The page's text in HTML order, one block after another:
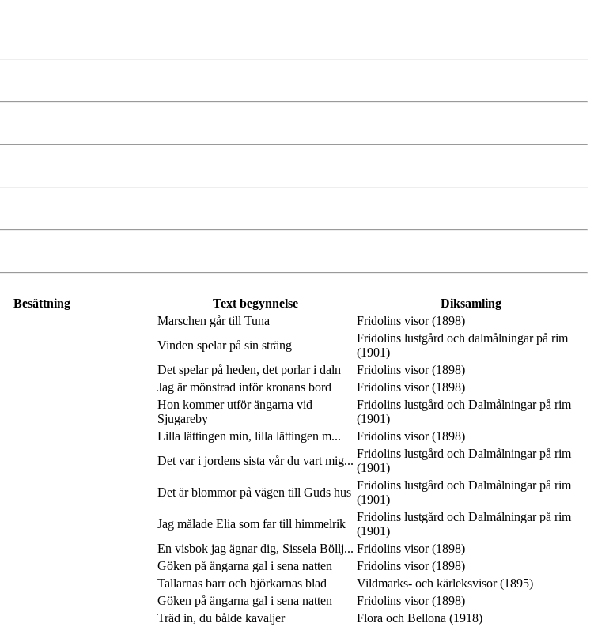
Besättning Text begynnelse
Diksamling
Marschen går till Tuna
Fridolins visor (1898)
Vinden spelar på sin sträng
Fridolins lustgård och dalmålningar på rim
(1901)
Det spelar på heden, det porlar i daln
Fridolins visor (1898)
Jag är mönstrad inför kronans bord
Fridolins visor (1898)
Hon kommer utför ängarna vid
Sjugareby
Fridolins lustgård och Dalmålningar på rim
(1901)
Lilla lättingen min, lilla lättingen m...
Fridolins visor (1898)
Det var i jordens sista vår du vart mig...
Fridolins lustgård och Dalmålningar på rim
(1901)
Det är blommor på vägen till Guds hus
Fridolins lustgård och Dalmålningar på rim
(1901)
Jag målade Elia som far till himmelrik
Fridolins lustgård och Dalmålningar på rim
(1901)
En visbok jag ägnar dig, Sissela Böllj... Fridolins visor (1898)
Göken på ängarna gal i sena natten
Fridolins visor (1898)
Tallarnas barr och björkarnas blad
Vildmarks- och kärleksvisor (1895)
Göken på ängarna gal i sena natten
Fridolins visor (1898)
Träd in, du bålde kavaljer
Flora och Bellona (1918)